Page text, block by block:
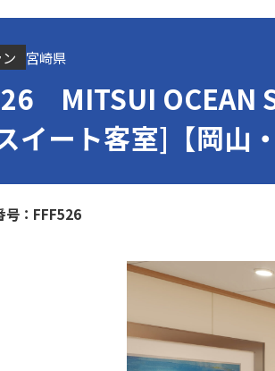
宮崎県
MITSUI OCEAN
イート客室]【岡山
FFF526